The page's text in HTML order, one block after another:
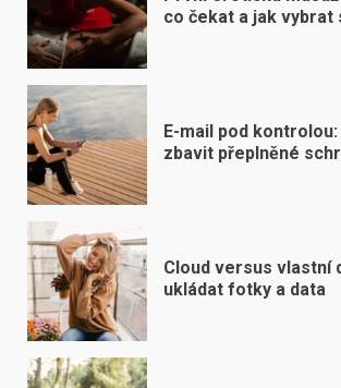
co čekat a jak vybrat
E-mail pod
zbavit přeplněné
Cloud versus vlastní
ukládat fotky a data